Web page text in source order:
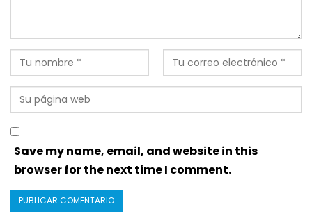
Save my name, email, and website in this
browser for the next time I comment.